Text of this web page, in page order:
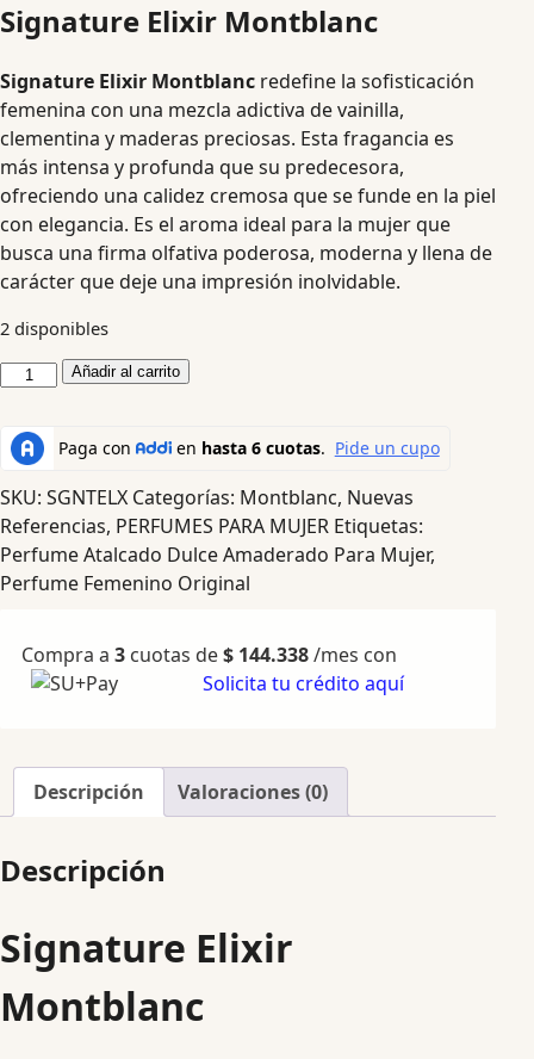
Signature Elixir Montblanc
Signature Elixir Montblanc redefine la sofisticación
femenina con una mezcla adictiva de vainilla,
clementina y maderas preciosas. Esta fragancia es
más intensa y profunda que su predecesora,
ofreciendo una calidez cremosa que se funde en la piel
con elegancia. Es el aroma ideal para la mujer que
busca una firma olfativa poderosa, moderna y llena de
carácter que deje una impresión inolvidable.
2 disponibles
Añadir al carrito
SKU: SGNTELX Categorías: Montblanc, Nuevas
Referencias, PERFUMES PARA MUJER Etiquetas:
Perfume Atalcado Dulce Amaderado Para Mujer,
Perfume Femenino Original
Compra a 3 cuotas de$ 144.338/mes con
Solicita tu crédito aquí
Descripción Valoraciones (0)
Descripción
Signature Elixir
Montblanc